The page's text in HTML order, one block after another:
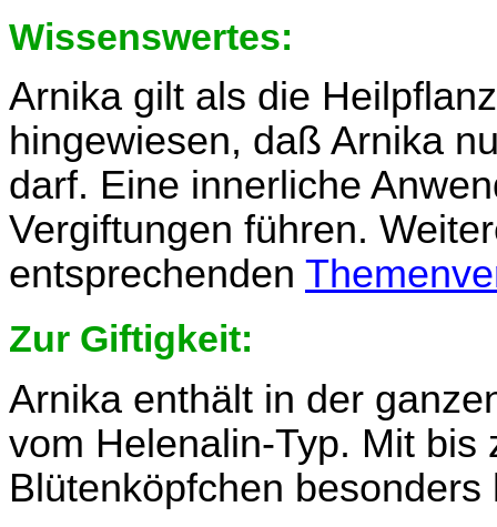
Wissenswertes:
Arnika gilt als die
hingewiesen, daß Arnika
darf. Eine innerliche
Vergiftungen führen.
entsprechenden
Zur Giftigkeit:
Arnika enthält in der
vom Helenalin-Typ. Mit
Blütenköpfchen besonders